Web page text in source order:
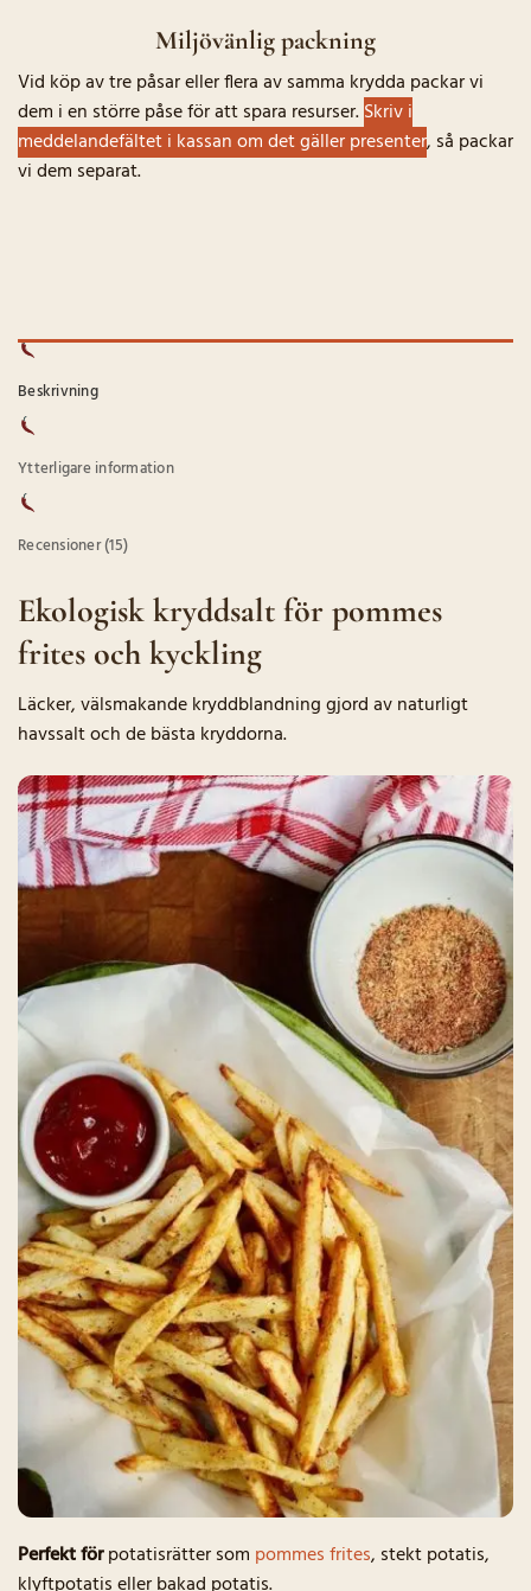
Miljövänlig packning
Vid köp av tre påsar eller flera av samma krydda packar vi
dem i en större påse för att spara resurser.Skriv i
meddelandefältet i kassan om det gäller presenter, så packar
vi dem separat.
Beskrivning
Ytterligare information
Recensioner (15)
Ekologisk kryddsalt för pommes
frites och kyckling
Läcker, välsmakande kryddblandning gjord av naturligt
havssalt och de bästa kryddorna.
Perfekt förpotatisrätter som pommes frites, stekt potatis,